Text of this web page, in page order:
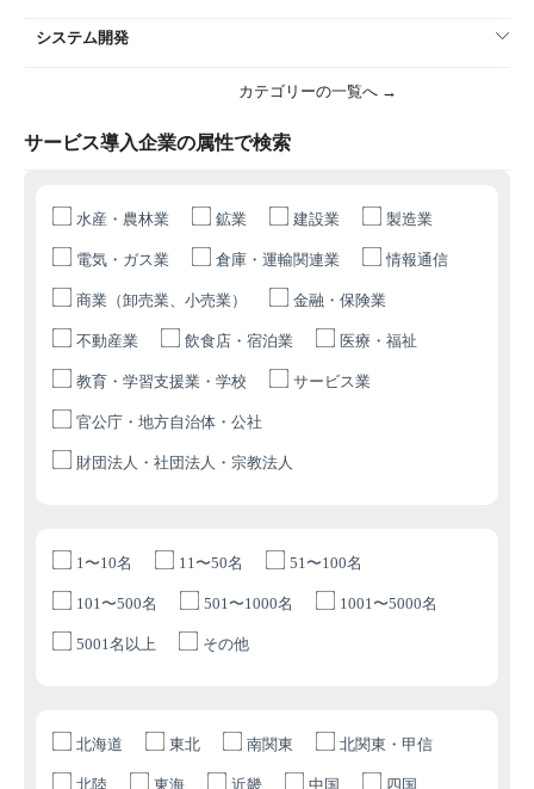
システム開発
カテゴリーの一覧へ →
サービス導入企業の属性で検索
水産・農林業 鉱業 建設業 製造業
電気・ガス業 倉庫・運輸関連業 情報通信
商業（卸売業、小売業） 金融・保険業
不動産業 飲食店・宿泊業 医療・福祉
教育・学習支援業・学校 サービス業
官公庁・地方自治体・公社
財団法人・社団法人・宗教法人
1〜10名 11〜50名 51〜100名
101〜500名 501〜1000名 1001〜5000名
5001名以上 その他
北海道 東北 南関東 北関東・甲信
北陸 東海 近畿 中国 四国